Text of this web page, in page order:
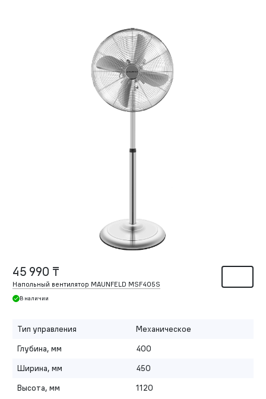
45 990 ₸
Напольный вентилятор MAUNFELD MSF405S
В наличии
Тип управления
Механическое
Глубина, мм
400
Ширина, мм
450
Высота, мм
1120